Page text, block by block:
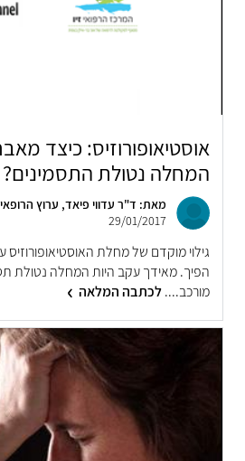
אוסטיאופורוזיס: כיצד
המחלה נטולת התסמינים?
מאת: ד"ר עדווי פיאד, ערוץ
29/01/2017
גילוי מוקדם של מחלת האוסטיאופורוזיס
הפיך. מאידך עקב היות המחלה נטולת
מורכב....לכתבה המלאה